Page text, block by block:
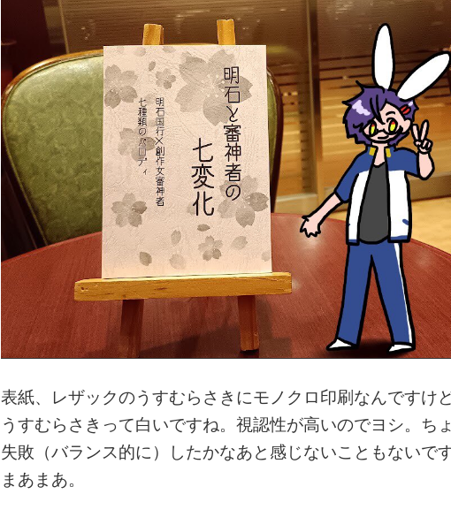
表紙、レザックのうすむらさきにモノクロ印刷なんですけ
うすむらさきって白いですね。視認性が高いのでヨシ。ち
失敗（バランス的に）したかなあと感じないこともないで
まあまあ。